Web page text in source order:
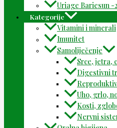
Uriage Bariesun -
Kategorije
Vitamini i minerali
Imunitet
Samoliječenje
Srce, jetra,
Digestivni
Uho, grlo,
Kosti,
Nervni